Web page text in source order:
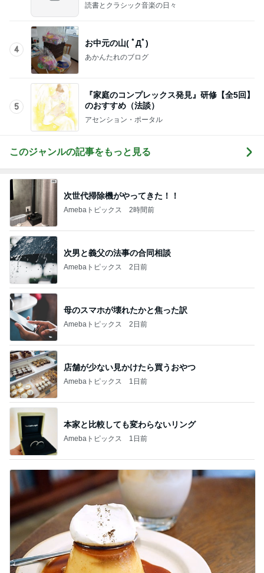
読書とクラシック音楽の日々
4
お中元の山( ﾟДﾟ)
あかんたれのブログ
5
『家庭のコンプレックス発見』研修【全5回】
のおすすめ（法談）
アセンション・ポータル
このジャンルの記事をもっと見る
次世代掃除機がやってきた！！
Amebaトピックス 2時間前
次男と義父の法事の合同相談
Amebaトピックス 2日前
母のスマホが壊れたかと焦った訳
Amebaトピックス 2日前
店舗が少ない見かけたら買うおやつ
Amebaトピックス 1日前
本家と比較しても変わらないリング
Amebaトピックス 1日前